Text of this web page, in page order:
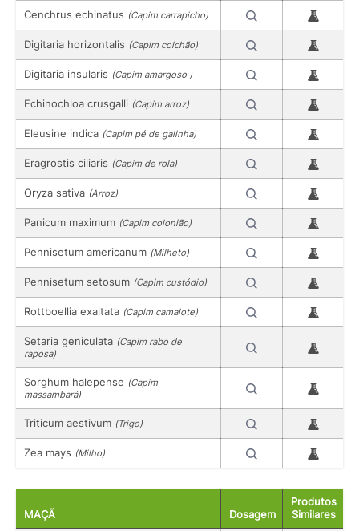
Cenchrus echinatus (Capim carrapicho)
Digitaria horizontalis (Capim colchão)
Digitaria insularis (Capim amargoso )
Echinochloa crusgalli (Capim arroz)
Eleusine indica (Capim pé de galinha)
Eragrostis ciliaris (Capim de rola)
Oryza sativa (Arroz)
Panicum maximum (Capim colonião)
Pennisetum americanum (Milheto)
Pennisetum setosum (Capim custódio)
Rottboellia exaltata (Capim camalote)
Setaria geniculata (Capim rabo de
raposa)
Sorghum halepense (Capim
massambará)
Triticum aestivum (Trigo)
Zea mays (Milho)
MAÇÃ Dosagem
Produtos
Similares